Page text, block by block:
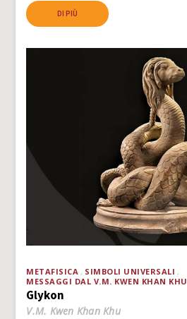
DI PIÙ
METAFISICA
SIMBOLI UNIVERSALI
MESSAGGI DAL V.M. KWEN KHAN KHU
Glykon
V.M. Kwen Khan Khu